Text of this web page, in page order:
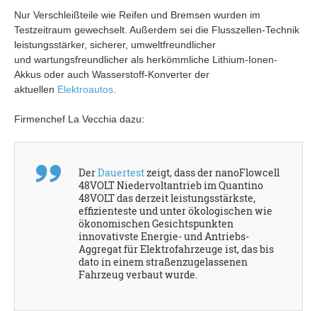
Nur Verschleißteile wie Reifen und Bremsen wurden im
Testzeitraum gewechselt. Außerdem sei die Flusszellen-Technik
leistungsstärker, sicherer, umweltfreundlicher
und wartungsfreundlicher als herkömmliche Lithium-Ionen-
Akkus oder auch Wasserstoff-Konverter der
aktuellen Elektroautos
Firmenchef La Vecchia dazu:
DerDauertestzeigt, dass der nanoFlowcell
48VOLT Niedervoltantrieb im Quantino
48VOLT das derzeit leistungsstärkste,
effizienteste und unter ökologischen wie
ökonomischen Gesichtspunkten
innovativste Energie- und Antriebs-
Aggregat für Elektrofahrzeuge ist, das bis
dato in einem straßenzugelassenen
Fahrzeug verbaut wurde.